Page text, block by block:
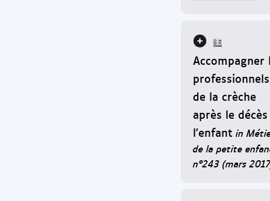
Accompagner
professionnels
de la crèche
après le
l'enfant in
de la petite
n°243 (mars